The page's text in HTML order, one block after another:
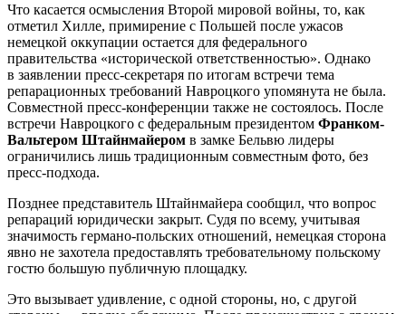
Что касается осмысления Второй мировой войны, то, как
отметил Хилле, примирение с Польшей после ужасов
немецкой оккупации остается для федерального
правительства «исторической ответственностью». Однако
в заявлении пресс-секретаря по итогам встречи тема
репарационных требований Навроцкого упомянута не была.
Совместной пресс-конференции также не состоялось. После
встречи Навроцкого с федеральным президентом Франком-
Вальтером Штайнмайером в замке Бельвю лидеры
ограничились лишь традиционным совместным фото, без
пресс-подхода.
Позднее представитель Штайнмайера сообщил, что вопрос
репараций юридически закрыт. Судя по всему, учитывая
значимость германо-польских отношений, немецкая сторона
явно не захотела предоставлять требовательному польскому
гостю большую публичную площадку.
Это вызывает удивление, с одной стороны, но, с другой